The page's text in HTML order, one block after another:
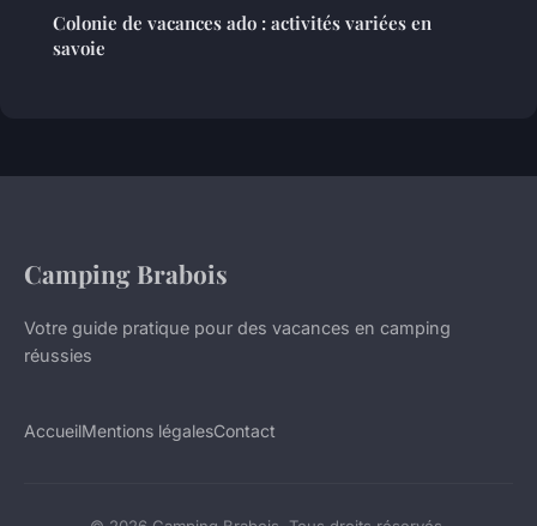
Colonie de vacances ado : activités variées en
savoie
Camping Brabois
Votre guide pratique pour des vacances en camping
réussies
AccueilMentions légalesContact